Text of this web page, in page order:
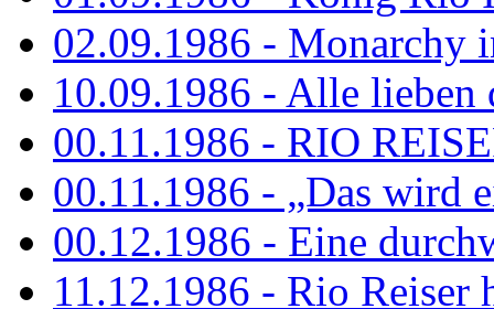
02.09.1986 - Monarchy
10.09.1986 - Alle lieben
00.11.1986 - RIO
00.11.1986 - „Das wird
00.12.1986 - Eine
11.12.1986 - Rio Reiser